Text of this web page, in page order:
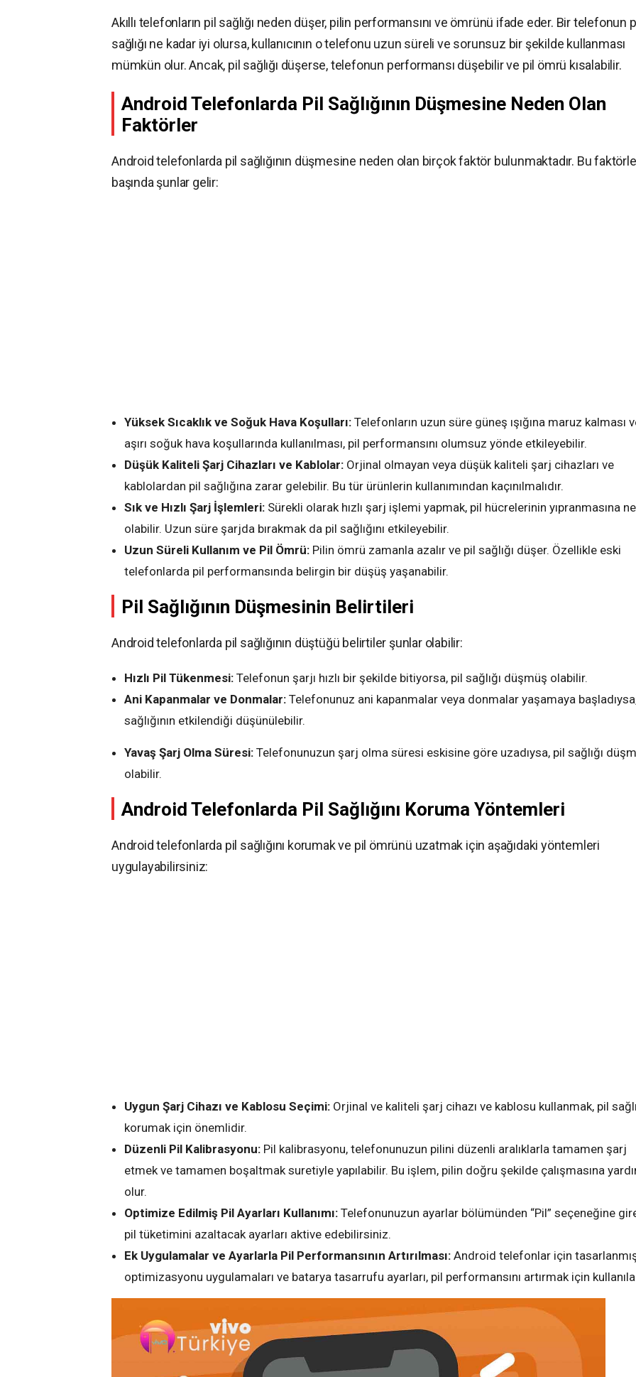
Akıllı telefonların pil sağlığı neden düşer, pilin performansını ve ömrünü ifade eder. Bir telefonun
sağlığı ne kadar iyi olursa, kullanıcının o telefonu uzun süreli ve sorunsuz bir şekilde kullanması
mümkün olur. Ancak, pil sağlığı düşerse, telefonun performansı düşebilir ve pil ömrü kısalabilir.
Android Telefonlarda Pil Sağlığının Düşmesine Neden Olan
Faktörler
Android telefonlarda pil sağlığının düşmesine neden olan birçok faktör bulunmaktadır. Bu
başında şunlar gelir:
Yüksek Sıcaklık ve Soğuk Hava Koşulları: Telefonların uzun süre güneş ışığına maruz kalması
aşırı soğuk hava koşullarında kullanılması, pil performansını olumsuz yönde etkileyebilir.
Düşük Kaliteli Şarj Cihazları ve Kablolar: Orjinal olmayan veya düşük kaliteli şarj cihazları ve
kablolardan pil sağlığına zarar gelebilir. Bu tür ürünlerin kullanımından kaçınılmalıdır.
Sık ve Hızlı Şarj İşlemleri: Sürekli olarak hızlı şarj işlemi yapmak, pil hücrelerinin yıpranmasına
olabilir. Uzun süre şarjda bırakmak da pil sağlığını etkileyebilir.
Uzun Süreli Kullanım ve Pil Ömrü: Pilin ömrü zamanla azalır ve pil sağlığı düşer. Özellikle eski
telefonlarda pil performansında belirgin bir düşüş yaşanabilir.
Pil Sağlığının Düşmesinin Belirtileri
Android telefonlarda pil sağlığının düştüğü belirtiler şunlar olabilir:
Hızlı Pil Tükenmesi: Telefonun şarjı hızlı bir şekilde bitiyorsa, pil sağlığı düşmüş olabilir.
Ani Kapanmalar ve Donmalar: Telefonunuz ani kapanmalar veya donmalar yaşamaya
sağlığının etkilendiği düşünülebilir.
Yavaş Şarj Olma Süresi: Telefonunuzun şarj olma süresi eskisine göre uzadıysa, pil sağlığı
olabilir.
Android Telefonlarda Pil Sağlığını Koruma Yöntemleri
Android telefonlarda pil sağlığını korumak ve pil ömrünü uzatmak için aşağıdaki yöntemleri
uygulayabilirsiniz:
Uygun Şarj Cihazı ve Kablosu Seçimi: Orjinal ve kaliteli şarj cihazı ve kablosu kullanmak, pil
korumak için önemlidir.
Düzenli Pil Kalibrasyonu: Pil kalibrasyonu, telefonunuzun pilini düzenli aralıklarla tamamen şarj
etmek ve tamamen boşaltmak suretiyle yapılabilir. Bu işlem, pilin doğru şekilde çalışmasına
olur.
Optimize Edilmiş Pil Ayarları Kullanımı: Telefonunuzun ayarlar bölümünden “Pil” seçeneğine
pil tüketimini azaltacak ayarları aktive edebilirsiniz.
Ek Uygulamalar ve Ayarlarla Pil Performansının Artırılması: Android telefonlar için
optimizasyonu uygulamaları ve batarya tasarrufu ayarları, pil performansını artırmak için